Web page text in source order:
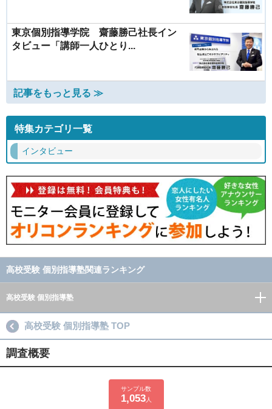
東京個別指導学院 齋藤勝己社長イン
タビュー「講師一人ひとり...
記事をもっと見る ≫
特集カテゴリ一覧
インタビュー
高校受験 個別指導塾関連ランキング
高校受験 個別指導塾
高校受験 個別指導塾 TOP
調査概要
サンプル数
1,053人